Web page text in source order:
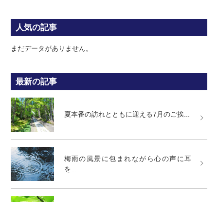
人気の記事
まだデータがありません。
最新の記事
夏本番の訪れとともに迎える7月のご挨...
梅雨の風景に包まれながら心の声に耳
を...